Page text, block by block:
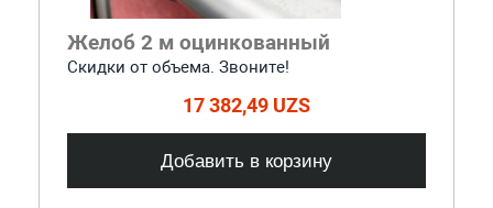
Желоб 2 м оцинкованный
Скидки от объема. Звоните!
17 382,49 UZS
Добавить в корзину